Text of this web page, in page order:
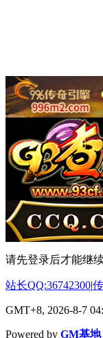
请先登录后才能继
站长QQ:36742300|
GMT+8, 2026-8-7
Powered by GM基地